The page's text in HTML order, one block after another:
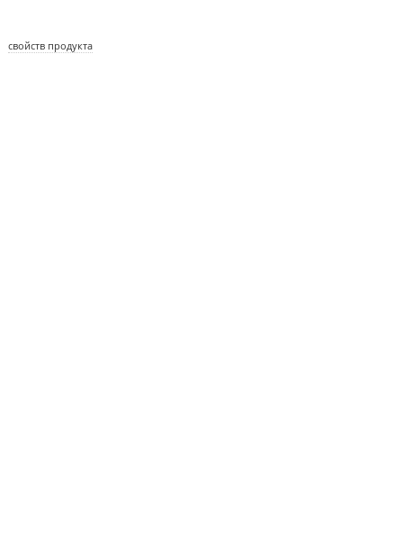
свойств продукта